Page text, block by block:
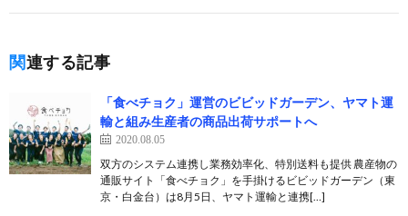
関連する記事
「食べチョク」運営のビビッドガーデン、ヤマト運
輸と組み生産者の商品出荷サポートへ
2020.08.05
双方のシステム連携し業務効率化、特別送料も提供 農産物の
通販サイト「食べチョク」を手掛けるビビッドガーデン（東
京・白金台）は8月5日、ヤマト運輸と連携[…]